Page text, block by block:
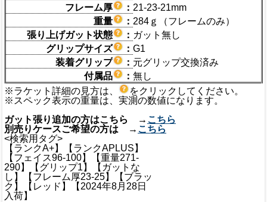
フレーム厚
： 21-23-21mm
重量
： 284ｇ（フレームのみ）
張り上げガット状態
： ガット無し
グリップサイズ
： G1
装着グリップ
： 元グリップ交換済み
付属品
： 無し
※ラケット詳細の見方は、
をクリックしてください。
※スペック表示の重量は、実測の数値になります。
ガット張り追加の方はこちら → こちら
別売りケースご希望の方は → こちら
<検索用タグ>
【ランクA+】【ランクAPLUS】
【フェイス96-100】【重量271-
290】【グリップ1】【ガットな
し】【フレーム厚23-25】【ブラッ
ク】【レッド】【2024年8月28日
入荷】